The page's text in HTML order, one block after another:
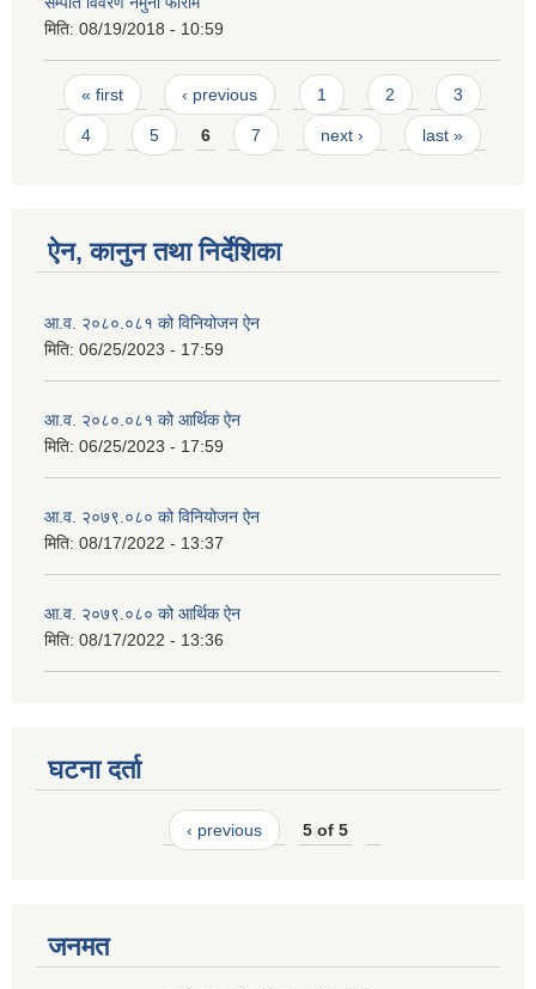
मिति: 08/19/2018 - 10:59
Pages
« first ‹ previous 1 2 3
4 5 6 7 next › last »
ऐन, कानुन तथा निर्देशिका
आ.व. २०८०.०८१ को विनियोजन ऐन
मिति: 06/25/2023 - 17:59
आ.व. २०८०.०८१ को आर्थिक ऐन
मिति: 06/25/2023 - 17:59
आ.व. २०७९.०८० को विनियोजन ऐन
मिति: 08/17/2022 - 13:37
आ.व. २०७९.०८० को आर्थिक ऐन
मिति: 08/17/2022 - 13:36
घटना दर्ता
‹ previous 5 of 5
जनमत